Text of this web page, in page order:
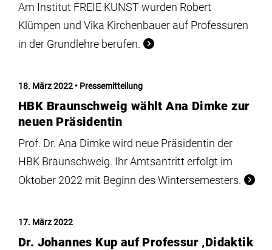
Am Institut FREIE KUNST wurden Robert
Klümpen und Vika Kirchenbauer auf Professuren
in der Grundlehre berufen.
18. März 2022 Pressemitteilung
HBK Braunschweig wählt Ana Dimke zur
neuen Präsidentin
Prof. Dr. Ana Dimke wird neue Präsidentin der
HBK Braunschweig. Ihr Amtsantritt erfolgt im
Oktober 2022 mit Beginn des Wintersemesters.
17. März 2022
Dr. Johannes Kup auf Professur ‚Didaktik